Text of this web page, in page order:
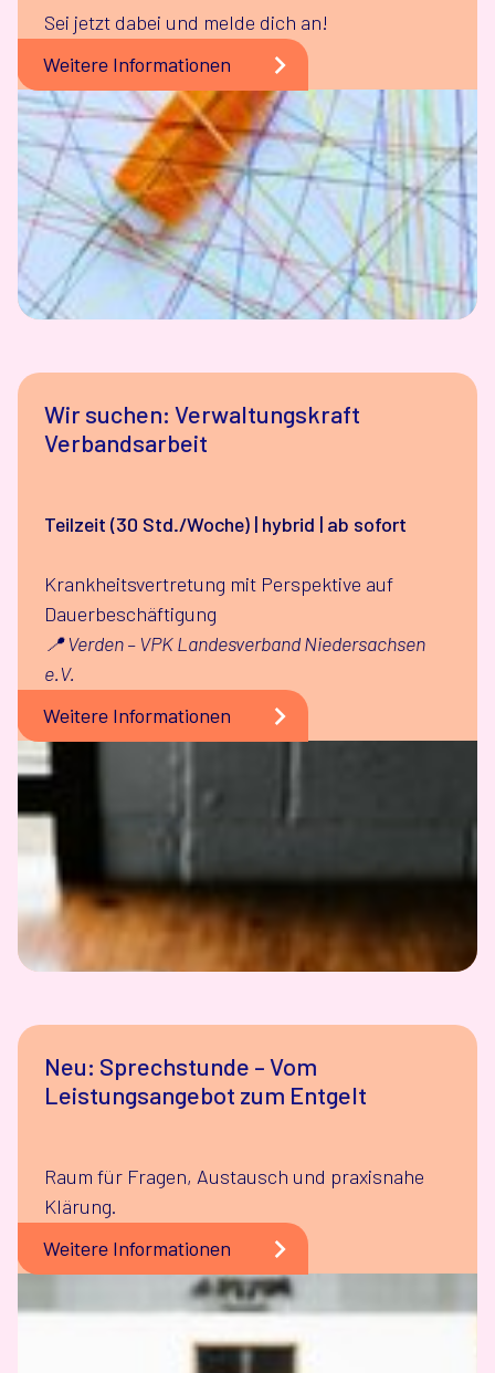
Sei jetzt dabei und melde dich an!
Weitere Informationen
Wir suchen: Verwaltungskraft
Verbandsarbeit
Teilzeit (30 Std./Woche) | hybrid | ab sofort
Krankheitsvertretung mit Perspektive auf
Dauerbeschäftigung
📍 Verden – VPK Landesverband Niedersachsen
e.V.
Weitere Informationen
Neu: Sprechstunde – Vom
Leistungsangebot zum Entgelt
Raum für Fragen, Austausch und praxisnahe
Klärung.
Weitere Informationen